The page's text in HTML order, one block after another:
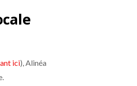
ici), Alinéa